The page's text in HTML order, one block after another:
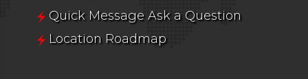
Quick Message Ask a Question
Location Roadmap